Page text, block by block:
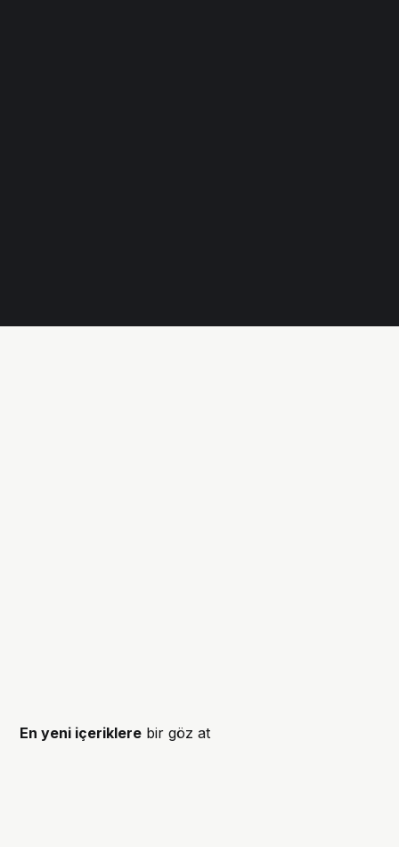
En yeni içeriklere bir göz at